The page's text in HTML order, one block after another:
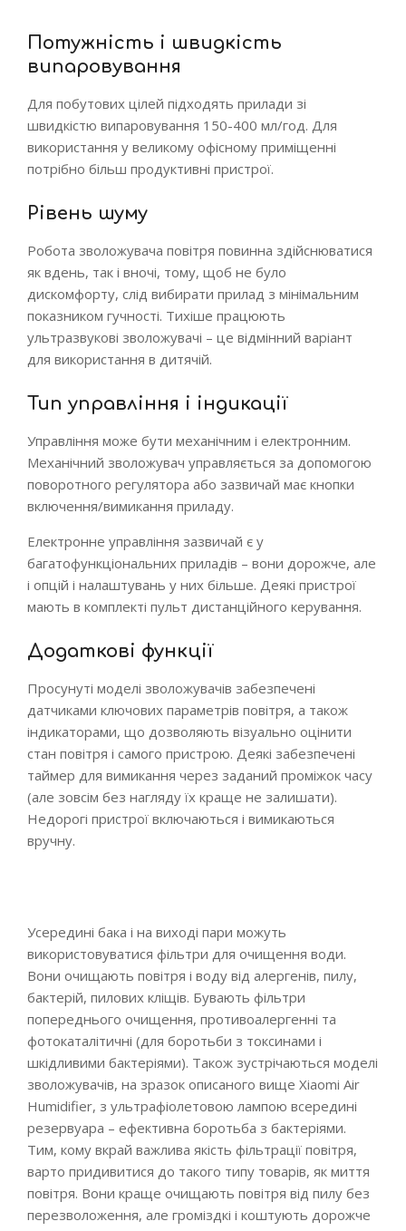
Потужність і швидкість
випаровування
Для побутових цілей підходять прилади зі
швидкістю випаровування 150-400 мл/год. Для
використання у великому офісному приміщенні
потрібно більш продуктивні пристрої.
Рівень шуму
Робота зволожувача повітря повинна здійснюватися
як вдень, так і вночі, тому, щоб не було
дискомфорту, слід вибирати прилад з мінімальним
показником гучності. Тихіше працюють
ультразвукові зволожувачі – це відмінний варіант
для використання в дитячій.
Тип управління і індикації
Управління може бути механічним і електронним.
Механічний зволожувач управляється за допомогою
поворотного регулятора або зазвичай має кнопки
включення/вимикання приладу.
Електронне управління зазвичай є у
багатофункціональних приладів – вони дорожче, але
і опцій і налаштувань у них більше. Деякі пристрої
мають в комплекті пульт дистанційного керування.
Додаткові функції
Просунуті моделі зволожувачів забезпечені
датчиками ключових параметрів повітря, а також
індикаторами, що дозволяють візуально оцінити
стан повітря і самого пристрою. Деякі забезпечені
таймер для вимикання через заданий проміжок часу
(але зовсім без нагляду їх краще не залишати).
Недорогі пристрої включаються і вимикаються
вручну.
Усередині бака і на виході пари можуть
використовуватися фільтри для очищення води.
Вони очищають повітря і воду від алергенів, пилу,
бактерій, пилових кліщів. Бувають фільтри
попереднього очищення, противоалергенні та
фотокаталітичні (для боротьби з токсинами і
шкідливими бактеріями). Також зустрічаються моделі
зволожувачів, на зразок описаного вище Xiaomi Air
Humidifier, з ультрафіолетовою лампою всередині
резервуара – ефективна боротьба з бактеріями.
Тим, кому вкрай важлива якість фільтрації повітря,
варто придивитися до такого типу товарів, як миття
повітря. Вони краще очищають повітря від пилу без
перезволоження, але громіздкі і коштують дорожче